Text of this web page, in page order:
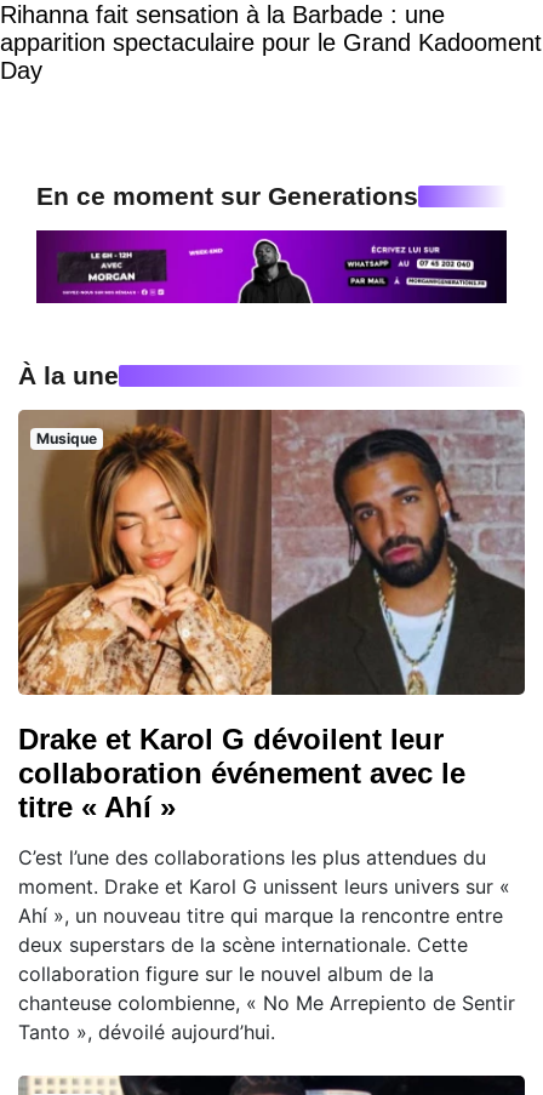
Rihanna fait sensation à la Barbade : une
apparition spectaculaire pour le Grand Kadooment
Day
En ce moment sur Generations
À la une
Musique
Drake et Karol G dévoilent leur
collaboration événement avec le
titre « Ahí »
C’est l’une des collaborations les plus attendues du
moment. Drake et Karol G unissent leurs univers sur «
Ahí », un nouveau titre qui marque la rencontre entre
deux superstars de la scène internationale. Cette
collaboration figure sur le nouvel album de la
chanteuse colombienne, « No Me Arrepiento de Sentir
Tanto », dévoilé aujourd’hui.